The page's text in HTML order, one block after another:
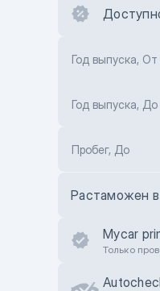
Год выпуска, От
Год выпуска, До
Пробег, До
Растаможен
Mycar
Только